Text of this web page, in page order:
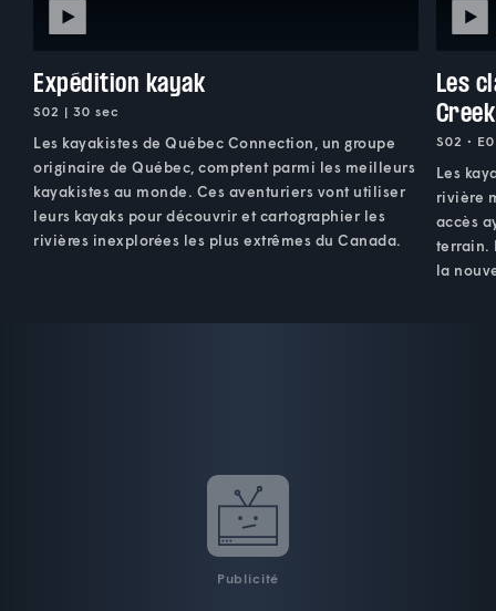
Expédition kayak
S02 | 30 sec
Les kayakistes de Québec Connection, un groupe
originaire de Québec, comptent parmi les meilleurs
kayakistes au monde. Ces aventuriers vont utiliser
leurs kayaks pour découvrir et cartographier les
rivières inexplorées les plus extrêmes du Canada.
Les
Creek
S02 •
Les
rivière
accès
terrain.
la
Publicité